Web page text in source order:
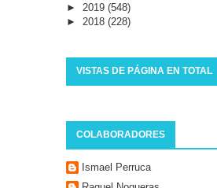
► 2019 (548)
► 2018 (228)
VISTAS DE PÁGINA EN TOTAL
COLABORADORES
Ismael Perruca